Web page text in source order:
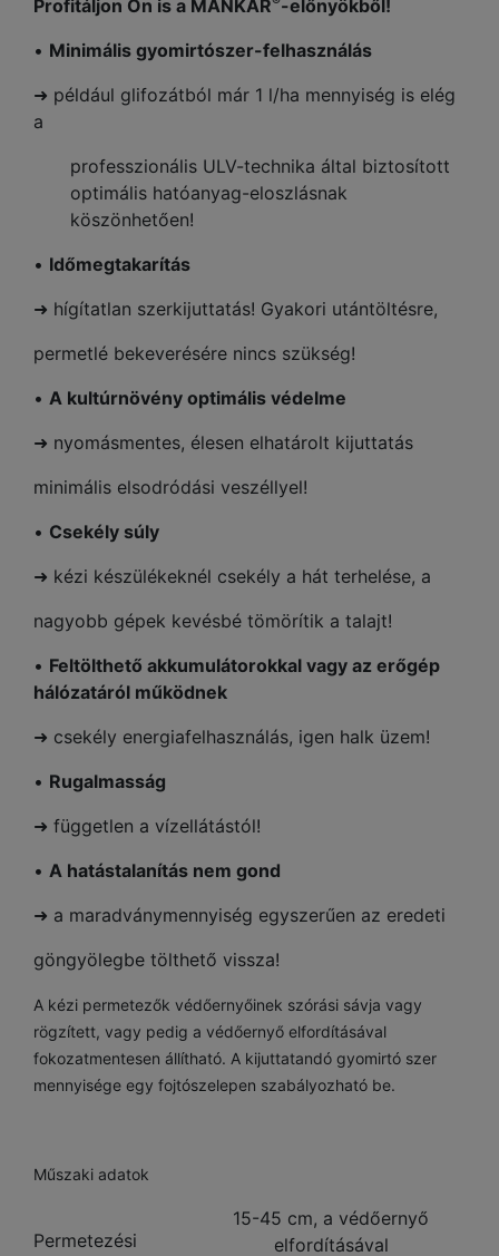
Profitáljon Ön is a MANKAR -előnyökből!
• Minimális gyomirtószer-felhasználás
➜ például glifozátból már 1 l/ha mennyiség is elég
a
professzionális ULV-technika által biztosított
optimális hatóanyag-eloszlásnak
köszönhetően!
• Időmegtakarítás
➜ hígítatlan szerkijuttatás! Gyakori utántöltésre,
permetlé bekeverésére nincs szükség!
• A kultúrnövény optimális védelme
➜ nyomásmentes, élesen elhatárolt kijuttatás
minimális elsodródási veszéllyel!
• Csekély súly
➜ kézi készülékeknél csekély a hát terhelése, a
nagyobb gépek kevésbé tömörítik a talajt!
• Feltölthető akkumulátorokkal vagy az erőgép
hálózatáról működnek
➜ csekély energiafelhasználás, igen halk üzem!
• Rugalmasság
➜ független a vízellátástól!
• A hatástalanítás nem gond
➜ a maradványmennyiség egyszerűen az eredeti
göngyölegbe tölthető vissza!
A kézi permetezők védőernyőinek szórási sávja vagy
rögzített, vagy pedig a védőernyő elfordításával
fokozatmentesen állítható. A kijuttatandó gyomirtó szer
mennyisége egy fojtószelepen szabályozható be.
Műszaki adatok
Permetezési
15-45 cm, a védőernyő
elfordításával